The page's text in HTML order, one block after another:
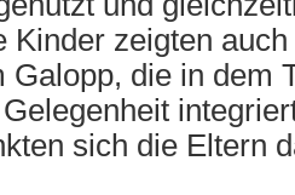
Kinder zeigten
Galopp, die in dem
sich die Eltern